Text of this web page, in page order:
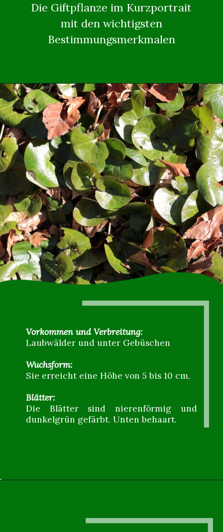
Die Giftpflanze im Kurzportrait
mit den wichtigsten
Bestimmungsmerkmalen
Vorkommen und Verbreitung:
Laubwälder und unter Gebüschen
Wuchsform:
Sie erreicht eine Höhe von 5 bis 10 cm.
Blätter:
Die Blätter sind nierenförmig und
dunkelgrün gefärbt. Unten behaart.